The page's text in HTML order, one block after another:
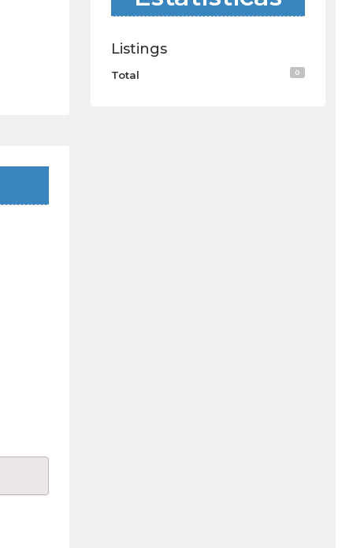
Listings
Total 0